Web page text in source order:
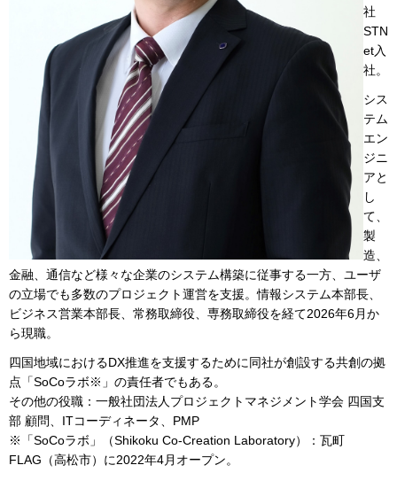
社
STN
et入
社。
シス
テム
エン
ジニ
アと
し
て、
製
造、
金融、通信など様々な企業のシステム構築に従事する一方、ユーザ
の立場でも多数のプロジェクト運営を支援。情報システム本部長、
ビジネス営業本部長、常務取締役、専務取締役を経て2026年6月か
ら現職。
四国地域におけるDX推進を支援するために同社が創設する共創の拠
点「SoCoラボ※」の責任者でもある。
その他の役職：一般社団法人プロジェクトマネジメント学会 四国支
部 顧問、ITコーディネータ、PMP
※「SoCoラボ」（Shikoku Co-Creation Laboratory）：瓦町
FLAG（高松市）に2022年4月オープン。